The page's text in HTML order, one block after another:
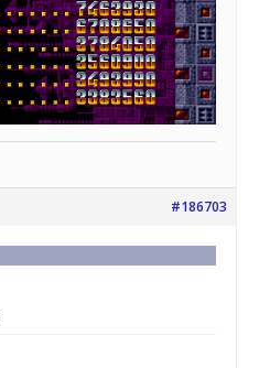
#186703